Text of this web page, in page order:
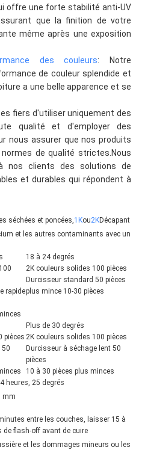
offre une forte stabilité anti-UV
que la finition de votre
même après une exposition
des couleurs: Notre
de couleur splendide et
a une belle apparence et se
fiers d'utiliser uniquement des
qualité et d'employer des
nous assurer que nos produits
de qualité strictes.Nous
nos clients des solutions de
et durables qui répondent à
séchées et poncées,1Kou2KDécapant
et les autres contaminants avec un
rapide
18 à 24 degrés
2K couleurs solides 100 pièces
Durcisseur standard 50 pièces
plus mince 10-30 pièces
pièces
50
Plus de 30 degrés
2K couleurs solides 100 pièces
Durcisseur à séchage lent 50
pièces
10 à 30 pièces plus minces
heures, 25 degrés
mm
entre les couches, laisser 15 à
de flash-off avant de cuire
et les dommages mineurs ou les